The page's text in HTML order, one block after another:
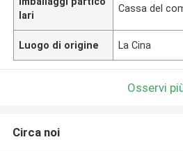
lari
Cassa del
Luogo di origine La Cina
Osservi
Circa noi